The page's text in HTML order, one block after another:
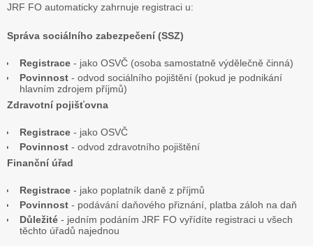
JRF FO automaticky zahrnuje registraci u:
Správa sociálního zabezpečení (SSZ)
Registrace - jako OSVČ (osoba samostatně výdělečně činná)
Povinnost - odvod sociálního pojištění (pokud je podnikání
hlavním zdrojem příjmů)
Zdravotní pojišťovna
Registrace - jako OSVČ
Povinnost - odvod zdravotního pojištění
Finanční úřad
Registrace - jako poplatník daně z příjmů
Povinnost - podávání daňového přiznání, platba záloh na daň
Důležité - jedním podáním JRF FO vyřídíte registraci u všech
těchto úřadů najednou